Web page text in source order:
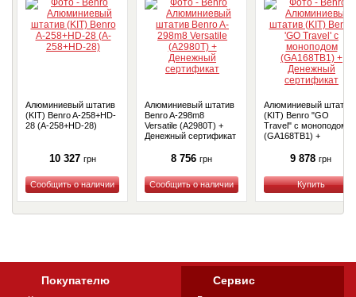
Алюминиевый штатив
(KIT) Benro A-258+HD-
28 (A-258+HD-28)
10 327 грн
Купить
Алюминиевый штатив
Benro A-298m8
Versatile (A2980T) +
Денежный сертификат
8 756 грн
Купить
Алюминиевый штатив
(KIT) Benro "GO
Travel" с моноподом
(GA168TB1) +
9 878 грн
Купить
Покупателю Сервис